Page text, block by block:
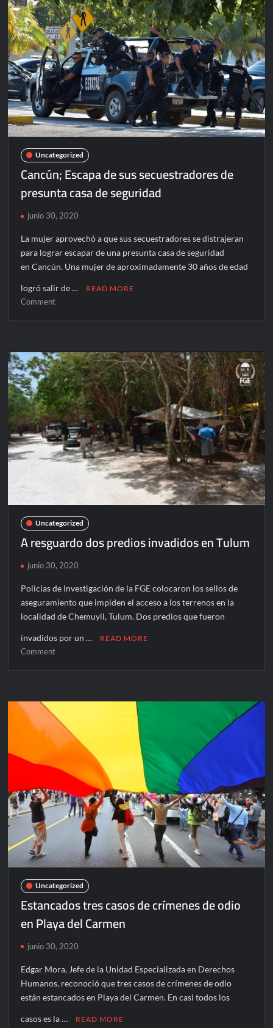
pretendido
por
el
Betis
de
España
Uncategorized
Cancún; Escapa de sus secuestradores de
presunta casa de seguridad
junio 30, 2020
La mujer aprovechó a que sus secuestradores se distrajeran
para lograr escapar de una presunta casa de seguridad
en Cancún. Una mujer de aproximadamente 30 años de edad
logró salir de … READ MORE
Commenton
sus
secuestradores
de
presunta
casa
de
seguridad
Uncategorized
A resguardo dos predios invadidos en Tulum
junio 30, 2020
Policías de Investigación de la FGE colocaron los sellos de
aseguramiento que impiden el acceso a los terrenos en la
localidad de Chemuyil, Tulum. Dos predios que fueron
invadidos por un … READ MORE
Commenton
predios
invadidos
Tulum
Uncategorized
Estancados tres casos de crímenes de odio
en Playa del Carmen
junio 30, 2020
Edgar Mora, Jefe de la Unidad Especializada en Derechos
Humanos, reconoció que tres casos de crímenes de odio
están estancados en Playa del Carmen. En casi todos los
casos es la … READ MORE